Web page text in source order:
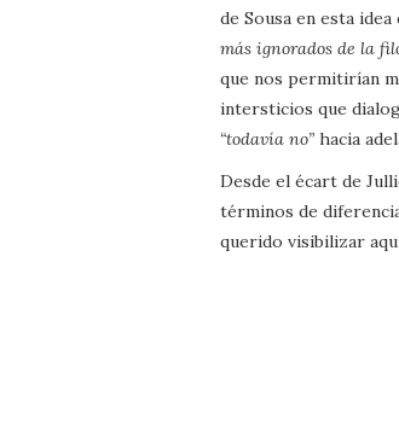
de Sousa en esta
más ignorados de la
que nos permitirían
intersticios que
“todavía no” hacia
Desde el écart de
términos de
querido visibilizar